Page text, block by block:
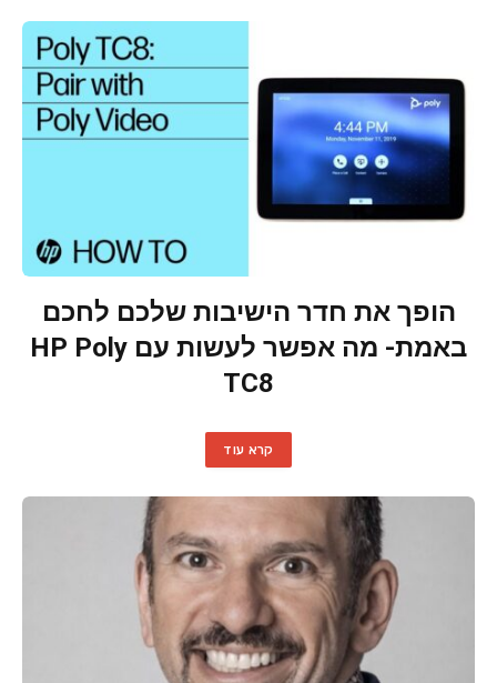
הופך את חדר הישיבות שלכם לחכם
באמת- מה אפשר לעשות עם HP Poly
TC8
קרא עוד